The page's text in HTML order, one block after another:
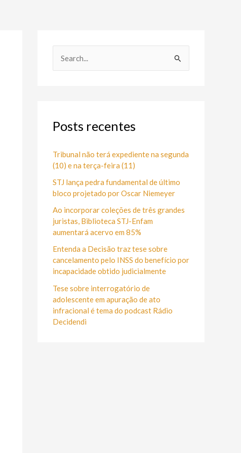
u
s
a
r
p
o
r
Posts recentes
Tribunal não terá expediente na segunda
(10) e na terça-feira (11)
STJ lança pedra fundamental de último
bloco projetado por Oscar Niemeyer
Ao incorporar coleções de três grandes
juristas, Biblioteca STJ-Enfam
aumentará acervo em 85%
Entenda a Decisão traz tese sobre
cancelamento pelo INSS do benefício por
incapacidade obtido judicialmente
Tese sobre interrogatório de
adolescente em apuração de ato
infracional é tema do podcast Rádio
Decidendi